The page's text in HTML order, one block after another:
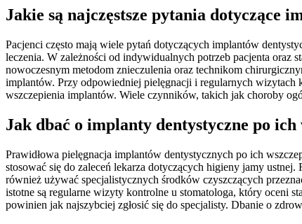
Jakie są najczęstsze pytania dotyczące
Pacjenci często mają wiele pytań dotyczących implantów
leczenia. W zależności od indywidualnych potrzeb pacjenta oraz
nowoczesnym metodom znieczulenia oraz technikom
implantów. Przy odpowiedniej pielęgnacji i regularnych wizytach
wszczepienia implantów. Wiele czynników, takich jak choroby
Jak dbać o implanty dentystyczne po ich
Prawidłowa pielęgnacja implantów dentystycznych po ich
stosować się do zaleceń lekarza dotyczących higieny jamy
również używać specjalistycznych środków czyszczących
istotne są regularne wizyty kontrolne u stomatologa, który oceni
powinien jak najszybciej zgłosić się do specjalisty. Dbanie o